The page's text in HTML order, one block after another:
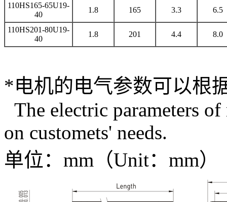
110HS165-65U19-
40
1.8 165 3.3 6.5
110HS201-80U19-
40
1.8 201 4.4 8.0
*电机的电气参数可以根
The electric parameters
on customets' needs.
单位：mm（Unit：mm）